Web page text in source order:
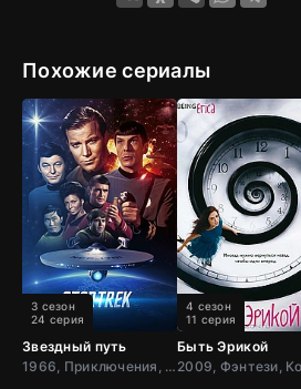
Похожие сериалы
Звездный путь
1966, Приключения, Фантастика, Боевик, США
3 сезон
24 серия
Быть Эрикой
4 сезон
11 серия